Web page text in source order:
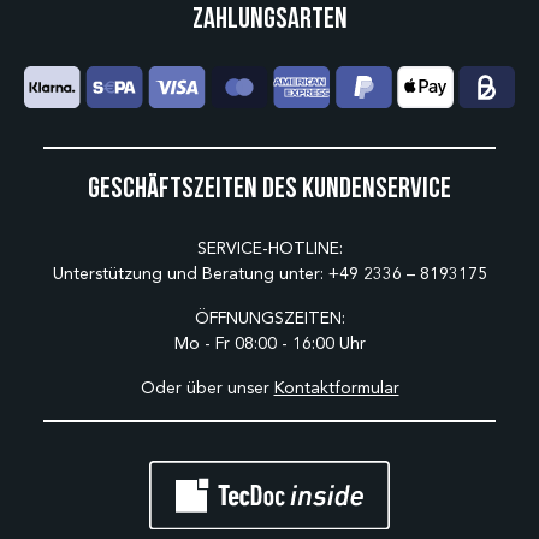
Geschäftszeiten des Kundenservice
SERVICE-HOTLINE:
Unterstützung und Beratung unter: +49 2336 – 8193175
ÖFFNUNGSZEITEN:
Mo - Fr 08:00 - 16:00 Uhr
Oder über unser Kontaktformular
Zahlungsarten